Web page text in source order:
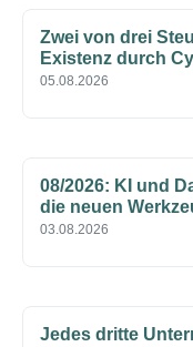
Zwei von drei
Existenz durch
05.08.2026
08/2026: KI und
die neuen
03.08.2026
Jedes dritte